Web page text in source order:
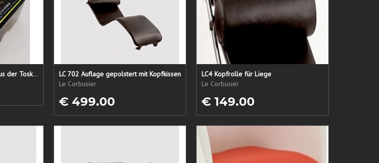
Lederpflege-Set ein Gruß aus der Toskana...
LC 702 Auflage gepolstert mit Kopfkissen
Le Corbusier
€ 499.00
LC4 Kopfrolle für Liege
Le Corbusier
€ 149.00